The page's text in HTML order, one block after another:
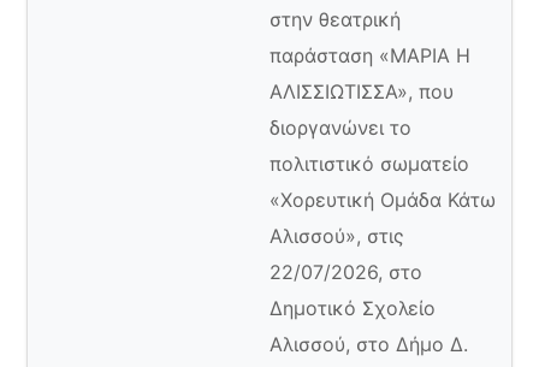
στην θεατρική
παράσταση «ΜΑΡΙΑ Η
ΑΛΙΣΣΙΩΤΙΣΣΑ», που
διοργανώνει το
πολιτιστικό σωματείο
«Χορευτική Ομάδα Κάτω
Αλισσού», στις
22/07/2026, στο
Δημοτικό Σχολείο
Αλισσού, στο Δήμο Δ.